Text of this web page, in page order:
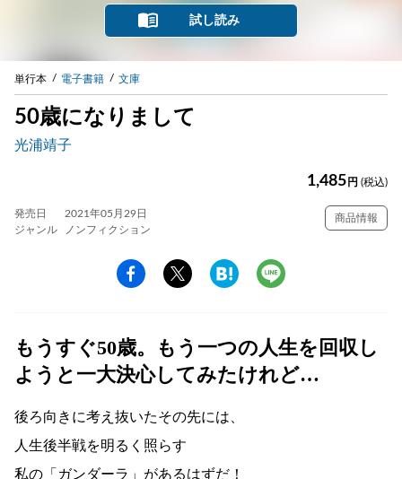
試し読み
単行本 電子書籍 文庫
50歳になりまして
光浦靖子
1,485 円 (税込)
発売日
2021年05月29日
ジャンル
ノンフィクション
商品情報
もうすぐ50歳。もう一つの人生を回収し
ようと一大決心してみたけれど…
後ろ向きに考え抜いたその先には、
人生後半戦を明るく照らす
私の「ガンダーラ」があるはずだ！